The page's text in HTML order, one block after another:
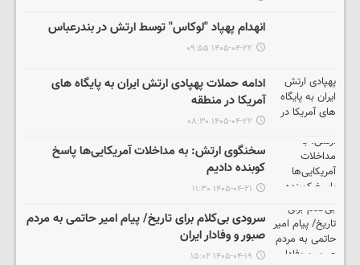
انهدام پهپاد "لوکاس" توسط ارتش در بندرعباس
۱۴۰۵-۰۴-۲۲ ۰۹:۵۵
ادامه حملات پهپادی ارتش ایران به پایگاه های
آمریکا در منطقه
۱۴۰۵-۰۴-۲۲ ۰۸:۳۰
سخنگوی ارتش: به مداخلات آمریکایی‌ها پاسخ
کوبنده دادیم
۱۴۰۵-۰۴-۲۱ ۱۱:۳۰
سرودی بی‌کلام برای تاریخ/ پیام امیر حاتمی به مردم
صبور و وفادار ایران
۱۴۰۵-۰۴-۱۹ ۱۵:۰۲